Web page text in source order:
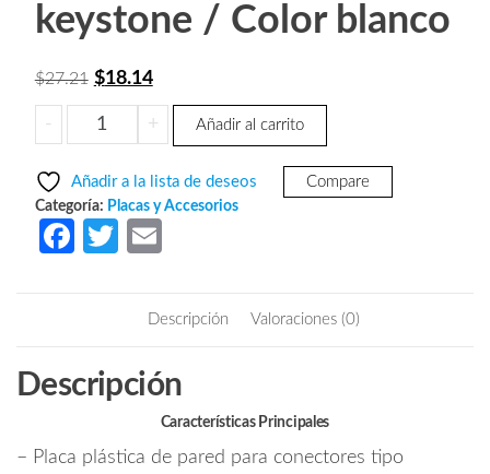
keystone / Color blanco
$27.21 El
precio
original
$27.21.
$18.14El
precio
actual
$18.14.
-
SAXXON
A1752A
Placa
de
pared
Puertos
/
+ Añadir al carrito
Añadir a la lista de deseos Compare
Categoría: Placas y Accesorios
Fa
o
T
itt
ail
Descripción Valoraciones (0)
Descripción
Características Principales
– Placa plástica de pared para conectores tipo